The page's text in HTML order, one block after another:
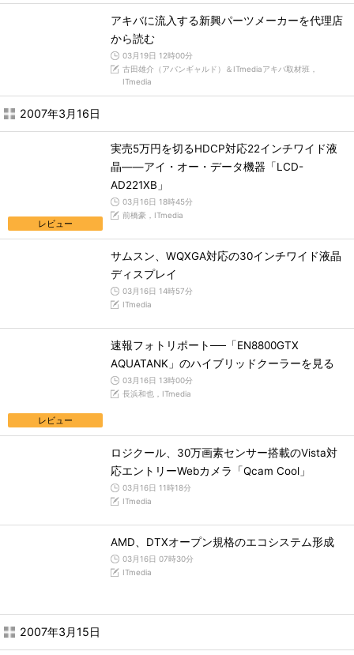
アキバに流入する新興パーツメーカーを代理店
から読む
03月19日 12時00分
古田雄介（アバンギャルド）＆ITmediaアキバ取材班，
ITmedia
2007年3月16日
レビュー
実売5万円を切るHDCP対応22インチワイド液
晶――アイ・オー・データ機器「LCD-
AD221XB」
03月16日 18時45分
前橋豪，ITmedia
サムスン、WQXGA対応の30インチワイド液晶
ディスプレイ
03月16日 14時57分
ITmedia
レビュー
速報フォトリポート──「EN8800GTX
AQUATANK」のハイブリッドクーラーを見る
03月16日 13時00分
長浜和也，ITmedia
ロジクール、30万画素センサー搭載のVista対
応エントリーWebカメラ「Qcam Cool」
03月16日 11時18分
ITmedia
AMD、DTXオープン規格のエコシステム形成
03月16日 07時30分
ITmedia
2007年3月15日